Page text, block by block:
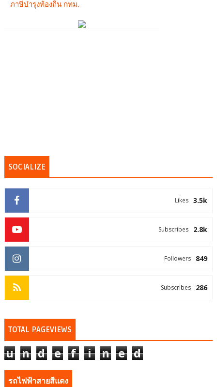
SOCIALIZE
3.5k
Likes
2.8k
Subscribes
849
Followers
286
Subscribes
TOTAL PAGEVIEWS
u n d e f i n e d
รถไฟฟ้าสายสีแดง